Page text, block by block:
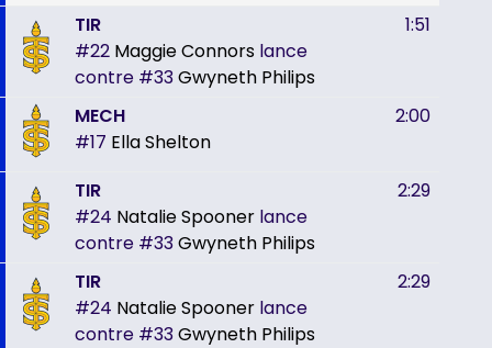
TIR
#22 Maggie Connors lance
contre #33Gwyneth Philips
1:51
MECH
#17 Ella Shelton
2:00
TIR
#24 Natalie Spooner lance
contre #33Gwyneth Philips
2:29
TIR
#24 Natalie Spooner lance
contre #33Gwyneth Philips
2:29